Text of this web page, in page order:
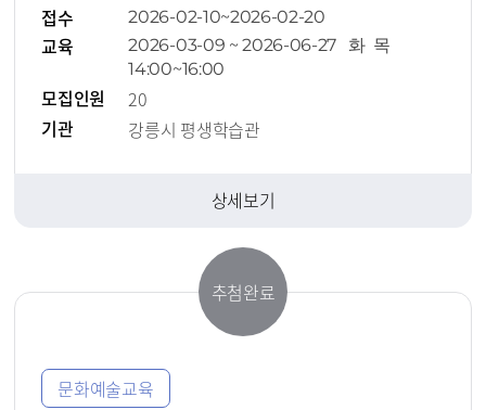
접수 2026-02-10~2026-02-20
교육
2026-03-09 ~ 2026-06-27 화 목
14:00~16:00
모집인원
20
기관
강릉시 평생학습관
상세보기
추첨완료
문화예술교육